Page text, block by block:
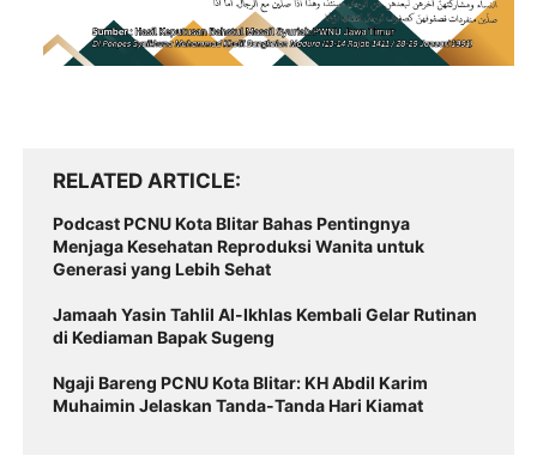
RELATED ARTICLE
Podcast PCNU Kota Blitar Bahas Pentingnya
Menjaga Kesehatan Reproduksi Wanita untuk
Generasi yang Lebih Sehat
Jamaah Yasin Tahlil Al-Ikhlas Kembali Gelar Rutinan
di Kediaman Bapak Sugeng
Ngaji Bareng PCNU Kota Blitar: KH Abdil Karim
Muhaimin Jelaskan Tanda-Tanda Hari Kiamat